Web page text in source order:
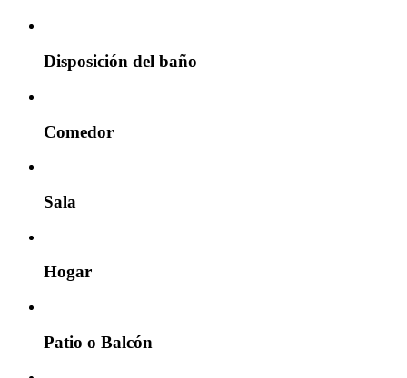
Disposición del baño
Comedor
Sala
Hogar
Patio o Balcón